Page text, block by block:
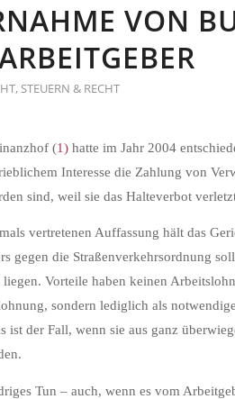
VON
, STEUERN & RECHT
(1) hatte im Jahr 2004
Interesse die Zahlung von
sind, weil sie das Halteverbot
vertretenen Auffassung hält das
gegen die Straßenverkehrsordnung
liegen. Vorteile haben keinen
sondern lediglich als
ist der Fall, wenn sie aus ganz
Tun – auch, wenn es vom